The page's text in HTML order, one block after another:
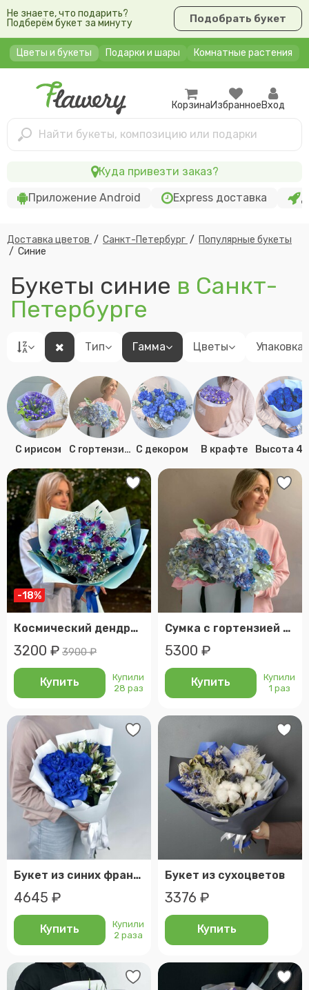
Не знаете, что подарить?
Подберём букет за минуту
Подобрать букет
Цветы и букеты Подарки и шары Комнатные растения
Найти букеты, композицию или подарки
КорзинаИзбранноеВход
Приложение Android Express доставка
Куда привезти заказ?
Доставка цветов / Санкт-Петербург / Популярные букеты
/ Синие
Букеты синие в Санкт-
Петербурге
Тип Гамма Цветы Упаковка
C ирисом C гортензией С декором В крафте
-18%
Космический дендробиум с гипсофилой
3200 ₽ 3900 ₽
Купить
Купили
28 раз
Сумка с гортензией и гвоздикой
5300 ₽
Купить
Купили
1 раз
Букет из синих французских роз и белых альстромерий
4645 ₽
Купить
Купили
2 раза
Букет из сухоцветов
3376 ₽
Купить